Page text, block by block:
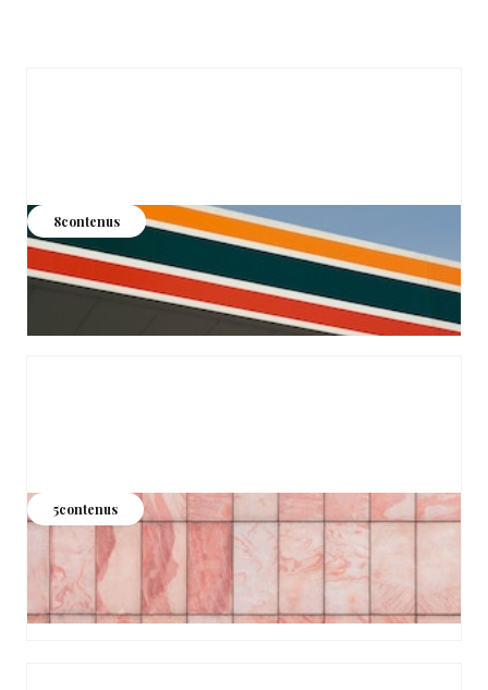
8contenus Stratégie marketing
Maîtriser les fondations du marketing avant d'activer le
moindre levier, pour construire une croissance durable
Voir les contenus >
5contenus Content marketing
Produire des contenus qui attirent les bons prospects,
créent de la confiance et donnent envie de travailler avec
vous, sans dépendre de l'algorithme du moment
Voir les contenus >